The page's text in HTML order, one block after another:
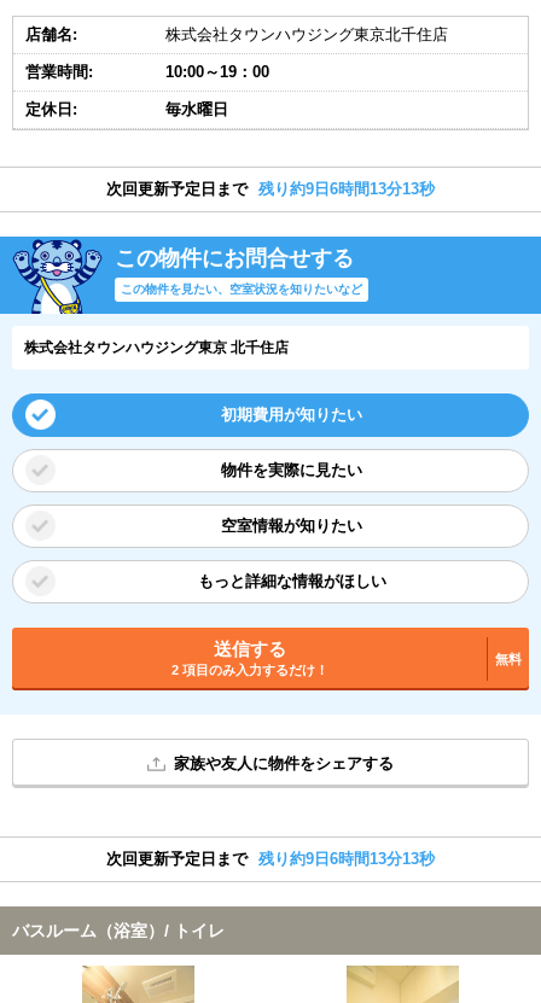
店舗名: 株式会社タウンハウジング東京北千住店
営業時間: 10:00～19：00
定休日: 毎水曜日
次回更新予定日まで 残り約9日6時間13分13秒
この物件にお問合せする
この物件を見たい、空室状況を知りたいなど
株式会社タウンハウジング東京 北千住店
初期費用が知りたい
物件を実際に見たい
空室情報が知りたい
もっと詳細な情報がほしい
送信する
2 項目のみ入力するだけ！
無料
家族や友人に物件をシェアする
次回更新予定日まで 残り約9日6時間13分13秒
バスルーム（浴室）/ トイレ